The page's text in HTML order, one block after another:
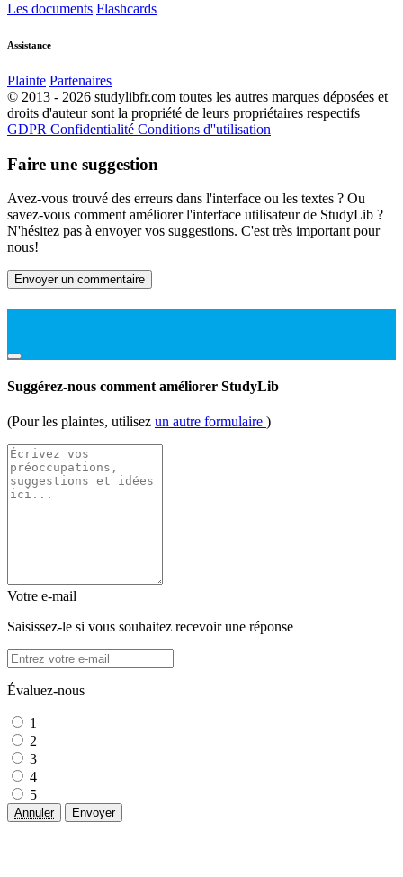
Les documents Flashcards
Assistance
Plainte Partenaires
© 2013 - 2026 studylibfr.com toutes les autres marques déposées et
droits d'auteur sont la propriété de leurs propriétaires respectifs
GDPR Confidentialité Conditions d''utilisation
Faire une suggestion
Avez-vous trouvé des erreurs dans l'interface ou les textes ? Ou
savez-vous comment améliorer l'interface utilisateur de StudyLib ?
N'hésitez pas à envoyer vos suggestions. C'est très important pour
nous!
Envoyer un commentaire
Suggérez-nous comment améliorer StudyLib
(Pour les plaintes, utilisez un autre formulaire )
Votre e-mail
Saisissez-le si vous souhaitez recevoir une réponse
Évaluez-nous
1
2
3
4
5
Annuler Envoyer